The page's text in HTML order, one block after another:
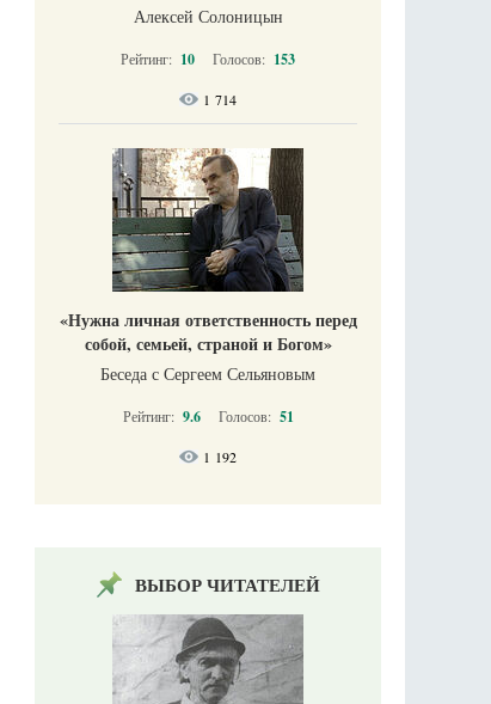
Алексей Солоницын
Рейтинг: 10 Голосов: 153
1 714
«Нужна личная ответственность перед
собой, семьей, страной и Богом»
Беседа с Сергеем Сельяновым
Рейтинг: 9.6 Голосов: 51
1 192
ВЫБОР ЧИТАТЕЛЕЙ